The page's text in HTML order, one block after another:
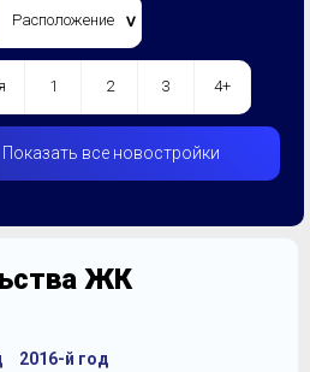
Расположение
1 2 3 4+
Показать все новостройки
ЖК
2016-й год